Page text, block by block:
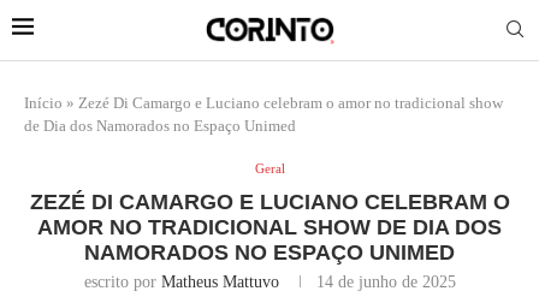
Início » Zezé Di Camargo e Luciano celebram o amor no tradicional show
de Dia dos Namorados no Espaço Unimed
Geral
ZEZÉ DI CAMARGO E LUCIANO CELEBRAM O
AMOR NO TRADICIONAL SHOW DE DIA DOS
NAMORADOS NO ESPAÇO UNIMED
escrito por Matheus Mattuvo 14 de junho de 2025